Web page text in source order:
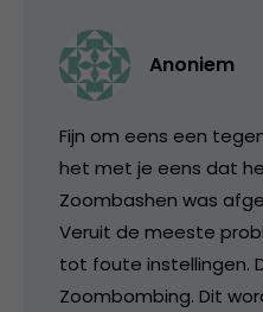
Anoniem
Fijn om eens een
het met je eens dat
Zoombashen was
Veruit de meeste
tot foute instellingen.
Zoombombing. Dit